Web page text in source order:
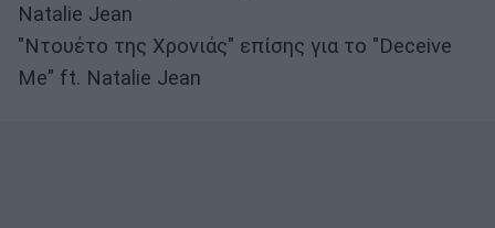
Natalie Jean
"Ντουέτο της Χρονιάς" επίσης για το "Deceive
Me" ft. Natalie Jean